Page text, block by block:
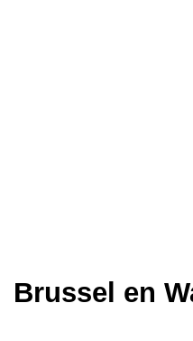
Brussel en